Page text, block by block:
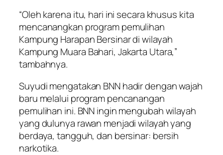
“Oleh karena itu, hari ini secara khusus kita
mencanangkan program pemulihan
Kampung Harapan Bersinar di wilayah
Kampung Muara Bahari, Jakarta Utara,”
tambahnya.
Suyudi mengatakan BNN hadir dengan wajah
baru melalui program pencanangan
pemulihan ini. BNN ingin mengubah wilayah
yang dulunya rawan menjadi wilayah yang
berdaya, tangguh, dan bersinar: bersih
narkotika.